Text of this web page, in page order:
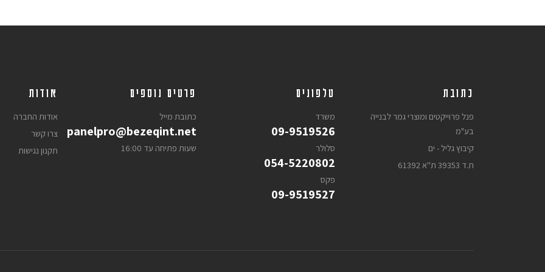
כתובת
פנל פרוייקטים ומוצרי גמר לבנייה
בע"מ
קיבוץ גליל - ים
ת.ד 39353 ת''א 61392
טלפונים
משרד
09-9519526
סלולר
054-5220802
פקס
09-9519527
פרטים נוספים
כתובת מייל
panelpro@bezeqint.net
שעות פתיחה עד 16:00
אודות
אודות החברה
צרו קשר
תקנון נגישות